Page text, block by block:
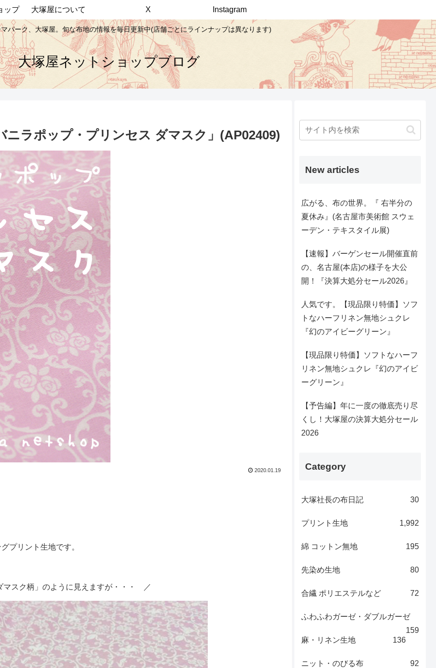
パーク、大塚屋。旬な布地の情報を毎日更新中(店舗ごとにラインナップは異なります)
大塚屋ネットショップブログ
ップ 大塚屋について X Instagram
ラポップ・プリンセス ダマスク」(AP02409)
2020.01.19
プリント生地です。
スク柄」のように見えますが・・・ ／
New articles
広がる、布の世界。『 右半分の
夏休み』(名古屋市美術館 スウェ
ーデン・テキスタイル展)
【速報】バーゲンセール開催直前
の、名古屋(本店)の様子を大公
開！『決算大処分セール2026』
人気です。【現品限り特価】ソフ
トなハーフリネン無地シュクレ
『幻のアイビーグリーン』
【現品限り特価】ソフトなハーフ
リネン無地シュクレ『幻のアイビ
ーグリーン』
【予告編】年に一度の徹底売り尽
くし！大塚屋の決算大処分セール
2026
Category
大塚社長の布日記 30
プリント生地 1,992
綿 コットン無地 195
先染め生地 80
合繊 ポリエステルなど 72
ふわふわガーゼ・ダブルガーゼ
159
麻・リネン生地
136
ニット・のびる布 92